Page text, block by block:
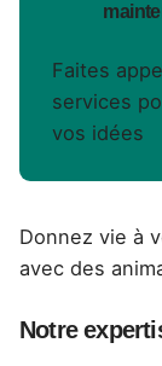
Faites
services
vos idées
Donnez vie à
avec des
Notre